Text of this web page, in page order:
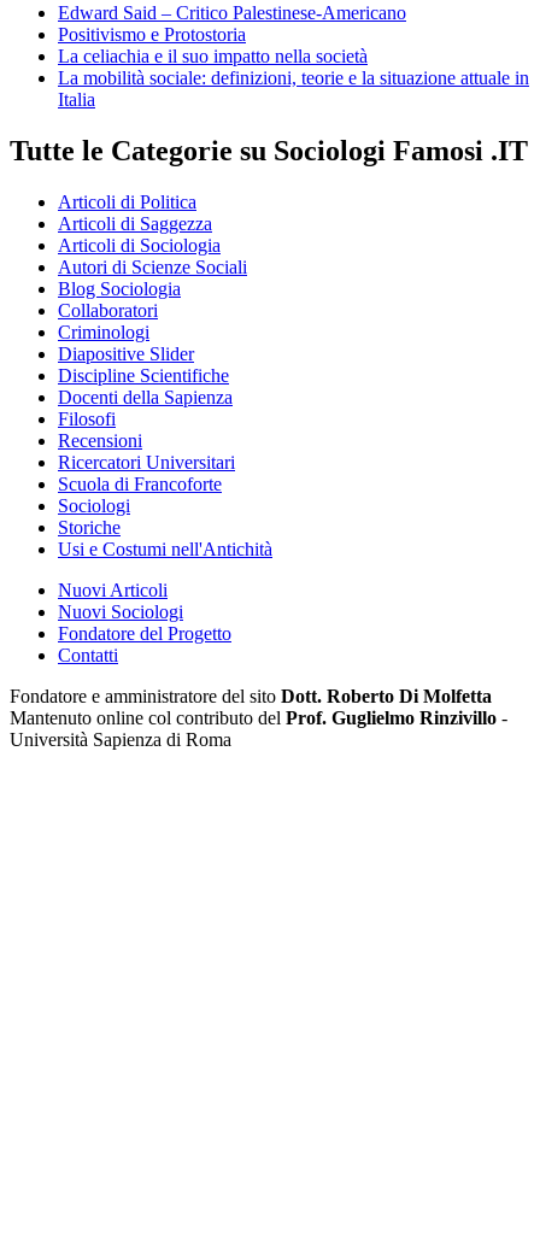
Edward Said – Critico Palestinese-Americano
Positivismo e Protostoria
La celiachia e il suo impatto nella società
La mobilità sociale: definizioni, teorie e la situazione attuale in
Italia
Tutte le Categorie su Sociologi Famosi .IT
Articoli di Politica
Articoli di Saggezza
Articoli di Sociologia
Autori di Scienze Sociali
Blog Sociologia
Collaboratori
Criminologi
Diapositive Slider
Discipline Scientifiche
Docenti della Sapienza
Filosofi
Recensioni
Ricercatori Universitari
Scuola di Francoforte
Sociologi
Storiche
Usi e Costumi nell'Antichità
Nuovi Articoli
Nuovi Sociologi
Fondatore del Progetto
Contatti
Fondatore e amministratore del sito Dott. Roberto Di Molfetta
Mantenuto online col contributo del Prof. Guglielmo Rinzivillo -
Università Sapienza di Roma